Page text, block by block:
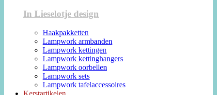
In Lieselotje design
Haakpakketten
Lampwork armbanden
Lampwork kettingen
Lampwork kettinghangers
Lampwork oorbellen
Lampwork sets
Lampwork tafelaccessoires
Kerstartikelen